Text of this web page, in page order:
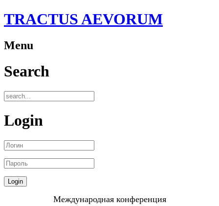
TRACTUS AEVORUM
Menu
Search
Login
Международная конференция